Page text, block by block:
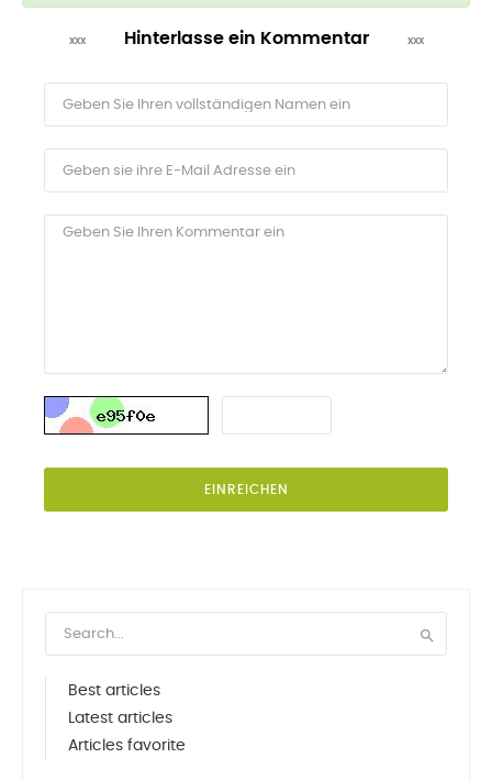
Hinterlasse ein Kommentar
EINREICHEN

Best articles
Latest articles
Articles favorite